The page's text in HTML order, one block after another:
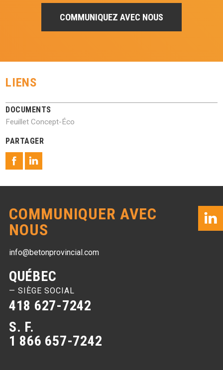
COMMUNIQUEZ AVEC NOUS
LIENS
DOCUMENTS
Feuillet Concept-Éco
PARTAGER
COMMUNIQUER AVEC
NOUS
info@betonprovincial.com
QUÉBEC
— SIÈGE SOCIAL
418 627-7242
S. F.
1 866 657-7242